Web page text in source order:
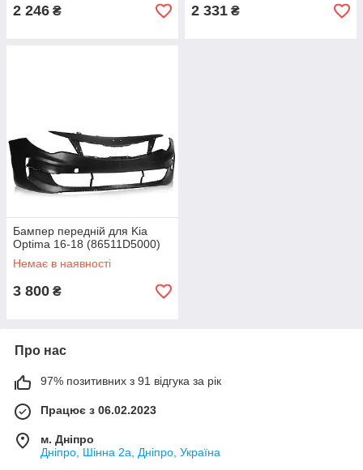
2 246 ₴ 2 331 ₴
Бампер передній для Kia
Optima 16-18 (86511D5000)
Немає в наявності
3 800 ₴
Про нас
97% позитивних з 91 відгука за рік
Працює з 06.02.2023
м. Дніпро
Дніпро, Шінна 2а, Дніпро, Україна